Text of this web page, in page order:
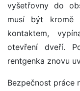
vyšetřovny do
musí být kromě
kontaktem,
otevření dveří.
rentgenka znovu
Bezpečnost práce